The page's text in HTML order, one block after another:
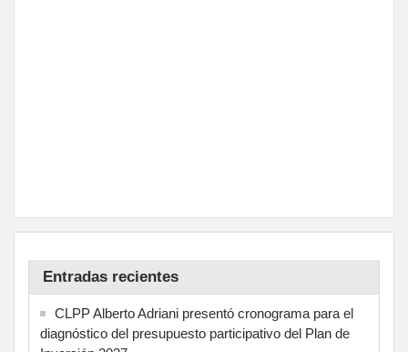
Entradas recientes
CLPP Alberto Adriani presentó cronograma para el
diagnóstico del presupuesto participativo del Plan de